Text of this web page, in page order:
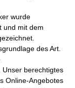
wurde
und mit dem
des Art.
Unser berechtigtes
Online-Angebotes